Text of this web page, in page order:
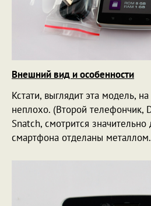
Внешний вид и особенности
Кстати, выглядит эта модель,
неплохо. (Второй телефончик,
Snatch, смотрится
смартфона отделаны металлом.